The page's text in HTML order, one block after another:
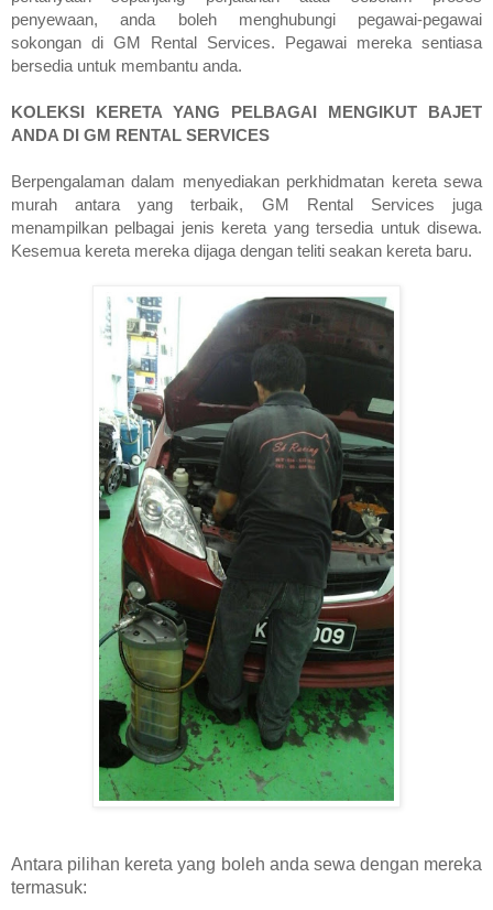
penyewaan, anda boleh menghubungi pegawai-pegawai
sokongan di GM Rental Services. Pegawai mereka sentiasa
bersedia untuk membantu anda.
KOLEKSI KERETA YANG PELBAGAI MENGIKUT BAJET
ANDA DI GM RENTAL SERVICES
Berpengalaman dalam menyediakan perkhidmatan kereta sewa
murah antara yang terbaik, GM Rental Services juga
menampilkan pelbagai jenis kereta yang tersedia untuk disewa.
Kesemua kereta mereka dijaga dengan teliti seakan kereta baru.
Antara pilihan kereta yang boleh anda sewa dengan mereka
termasuk: